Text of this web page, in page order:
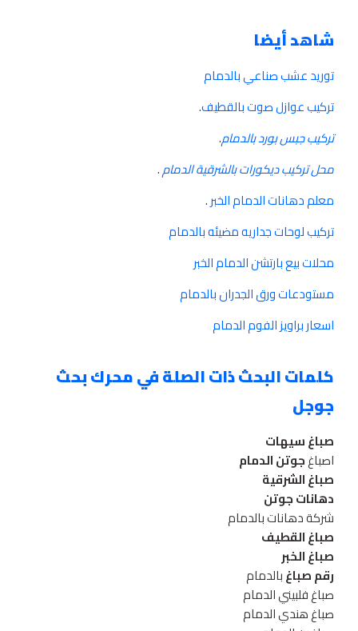
شاهد أيضا
توريد عشب صناعي بالدمام
تركيب عوازل صوت بالقطيف.
تركيب جبس بورد بالدمام.
محل تركيب ديكورات بالشرقية الدمام.
معلم دهانات الدمام الخبر.
تركيب لوحات جداريه مضيئه بالدمام
محلات بيع بارتشن الدمام الخبر
مستودعات ورق الجدران بالدمام
اسعار براويز الفوم الدمام
كلمات البحث ذات الصلة في محرك بحث
جوجل
صباغ سيهات
اصباغجوتن الدمام
صباغ الشرقية
دهانات جوتن
شركة دهانات بالدمام
صباغ القطيف
صباغ الخبر
رقم صباغبالدمام
صباغ فلبيني الدمام
صباغ هندي الدمام